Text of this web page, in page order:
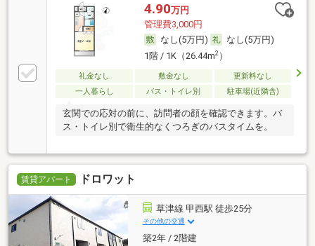
4.90万円
管理費3,000円
なし(5万円)
なし(5万円)
1階 / 1K（26.44m2）
礼金なし 敷金なし
更新料なし
一人暮らし
バス・トイレ別 駐車場(近隣含)
玄関での応対の前に、訪問者の顔を確認できます。バ
ス・トイレ別で衛生的なくつろぎのバスタイムを。
賃貸アパート ドロワット
草津線 甲西駅 徒歩25分
その他の交通
築2年 / 2階建